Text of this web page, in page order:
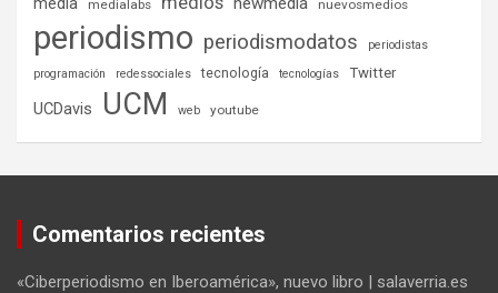
medialabs nuevosmedios
periodismo periodismodatos
periodistas
programación
redessociales tecnología tecnologías Twitter
UCDavis UCM web youtube
Comentarios recientes
«Ciberperiodismo en Iberoamérica», nuevo libro | salaverria.es